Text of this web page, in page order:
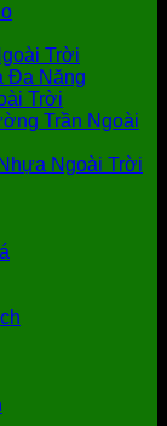
Trời
Đa Năng
Trời
Trần Ngoài
Ngoài Trời